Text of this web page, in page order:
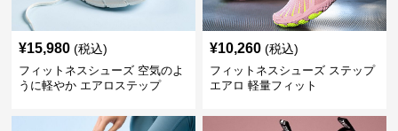
¥15,980 (税込)
フィットネスシューズ 空気のよ
うに軽やか エアロステップ
¥10,260 (税込)
フィットネスシューズ ステップ
エアロ 軽量フィット